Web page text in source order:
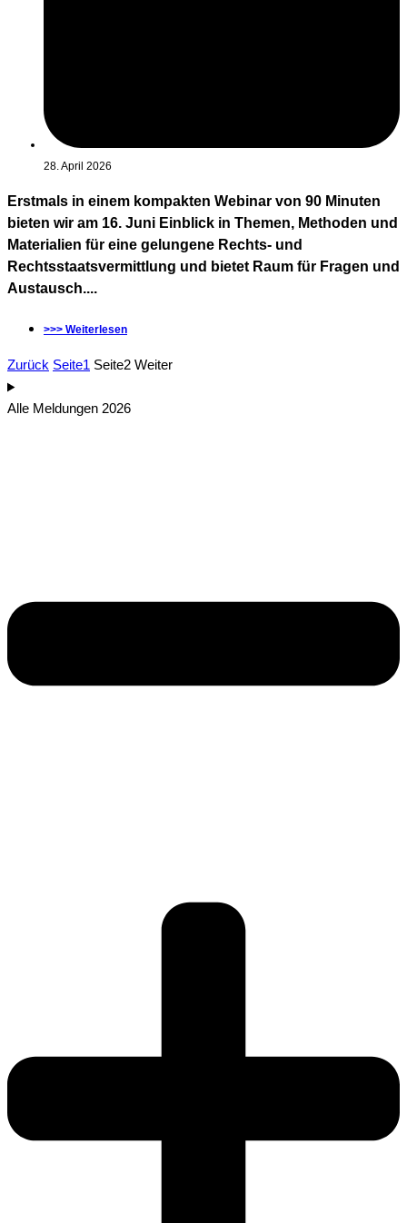
28. April 2026
Erstmals in einem kompakten Webinar von 90 Minuten
bieten wir am 16. Juni Einblick in Themen, Methoden und
Materialien für eine gelungene Rechts- und
Rechtsstaatsvermittlung und bietet Raum für Fragen und
Austausch....
>>> Weiterlesen
Zurück Seite1 Seite2 Weiter
Alle Meldungen 2026